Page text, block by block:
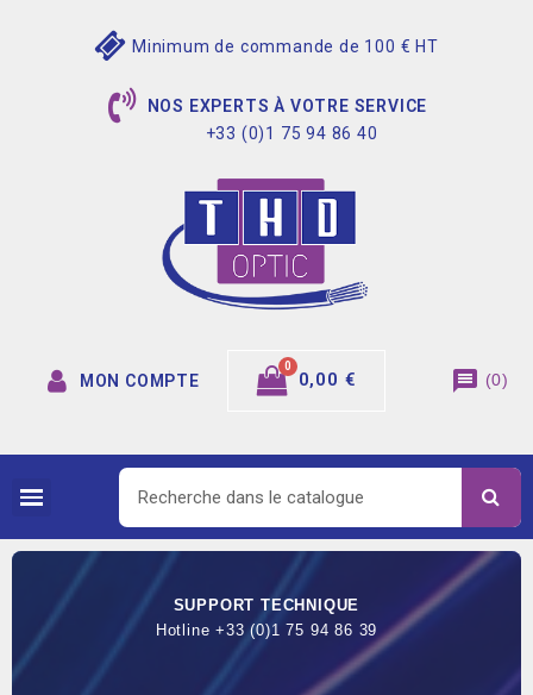
Minimum de commande de 100 € HT
NOS EXPERTS À VOTRE SERVICE
+33 (0)1 75 94 86 40
MON COMPTE 0,00 € message (0)
SUPPORT TECHNIQUE
Hotline +33 (0)1 75 94 86 39